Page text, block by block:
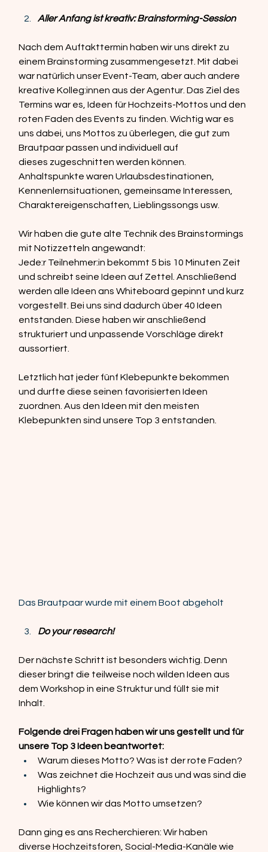
Aller Anfang ist kreativ: Brainstorming-Session
Nach dem Auftakttermin haben wir uns direkt zu
einem Brainstorming zusammengesetzt. Mit dabei
war natürlich unser Event-Team, aber auch andere
kreative Kolleg:innen aus der Agentur. Das Ziel des
Termins war es, Ideen für Hochzeits-Mottos und den
roten Faden des Events zu finden. Wichtig war es
uns dabei, uns Mottos zu überlegen, die gut zum
Brautpaar passen und individuell auf
dieses zugeschnitten werden können.
Anhaltspunkte waren Urlaubsdestinationen,
Kennenlernsituationen, gemeinsame Interessen,
Charaktereigenschaften, Lieblingssongs usw.
Wir haben die gute alte Technik des Brainstormings
mit Notizzetteln angewandt:
Jede:r Teilnehmer:in bekommt 5 bis 10 Minuten Zeit
und schreibt seine Ideen auf Zettel. Anschließend
werden alle Ideen ans Whiteboard gepinnt und kurz
vorgestellt. Bei uns sind dadurch über 40 Ideen
entstanden. Diese haben wir anschließend
strukturiert und unpassende Vorschläge direkt
aussortiert.
Letztlich hat jeder fünf Klebepunkte bekommen
und durfte diese seinen favorisierten Ideen
zuordnen. Aus den Ideen mit den meisten
Klebepunkten sind unsere Top 3 entstanden.
Das Brautpaar wurde mit einem Boot abgeholt
Do your research!
Der nächste Schritt ist besonders wichtig. Denn
dieser bringt die teilweise noch wilden Ideen aus
dem Workshop in eine Struktur und füllt sie mit
Inhalt.
Folgende drei Fragen haben wir uns gestellt und für
unsere Top 3 Ideen beantwortet:
Warum dieses Motto? Was ist der rote Faden?
Was zeichnet die Hochzeit aus und was sind die
Highlights?
Wie können wir das Motto umsetzen?
Dann ging es ans Recherchieren: Wir haben
diverse Hochzeitsforen, Social-Media-Kanäle wie